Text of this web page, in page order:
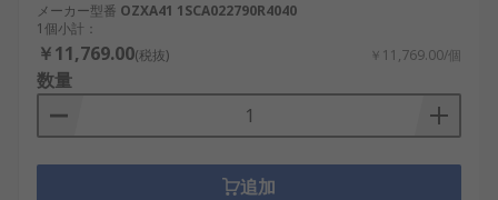
メーカー型番
OZXA41 1SCA022790R4040
1個小計：
￥11,769.00(税抜) ￥11,769.00/個
数量
追加